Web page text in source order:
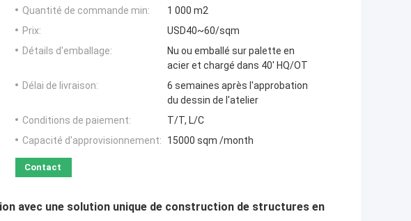
Quantité de commande min:
1 000 m2
Prix:
USD40~60/sqm
Détails d'emballage:
Nu ou emballé sur palette en
acier et chargé dans 40' HQ/OT
Délai de livraison:
6 semaines après l'approbation
du dessin de l'atelier
Conditions de paiement:
T/T, L/C
Capacité d'approvisionnement:
15000 sqm /month
Contact
avec une solution unique de construction de structures en